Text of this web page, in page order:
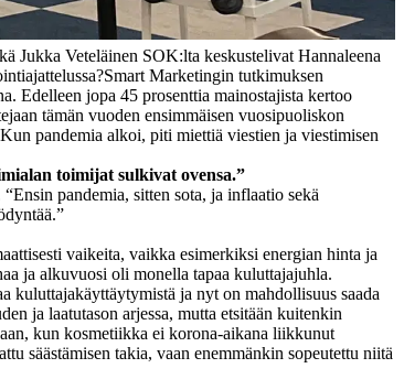
Jukka Veteläinen SOK:lta keskustelivat Hannaleena
Smart Marketingin tutkimuksen
Edelleen jopa 45 prosenttia mainostajista kertoo
tämän vuoden ensimmäisen vuosipuoliskon
pandemia alkoi, piti miettiä viestien ja viestimisen
toimijat sulkivat ovensa.”
pandemia, sitten sota, ja inflaatio sekä
vaikeita, vaikka esimerkiksi energian hinta ja
ja alkuvuosi oli monella tapaa kuluttajajuhla.
ja nyt on mahdollisuus saada
ja laatutason arjessa, mutta etsitään kuitenkin
kun kosmetiikka ei korona-aikana liikkunut
säästämisen takia, vaan enemmänkin sopeutettu niitä